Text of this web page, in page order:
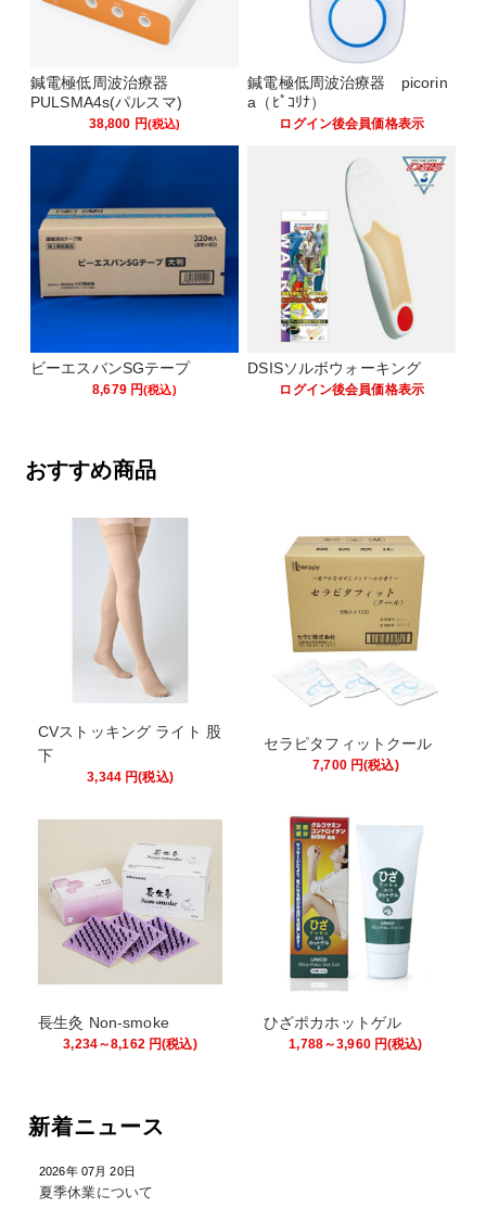
鍼電極低周波治療器
PULSMA4s(パルスマ)
38,800 円(税込)
鍼電極低周波治療器 picorin
a（ﾋﾟｺﾘﾅ）
ログイン後会員価格表示
ビーエスバンSGテープ
8,679円(税込)
DSISソルボウォーキング
ログイン後会員価格表示
おすすめ商品
CVストッキング ライト 股
下
3,344円(税込)
セラピタフィットクール
7,700円(税込)
長生灸 Non-smoke
3,234～8,162 円(税込)
ひざポカホットゲル
1,788～3,960円(税込)
新着ニュース
2026年 07月 20日
夏季休業について